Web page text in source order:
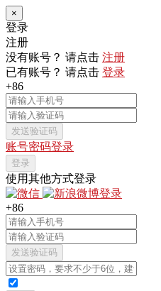
×
登录
注册
没有账号？ 请点击 注册
已有账号？ 请点击 登录
+86
发送验证码
账号密码登录
登录
使用其他方式登录
+86
发送验证码